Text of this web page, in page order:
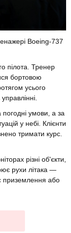
Boeing-737
пілота. Тренер
бортовою
усього
погодні умови, а за
у небі. Клієнти
тримати курс.
різні об'єкти,
рухи літака —
приземлення або